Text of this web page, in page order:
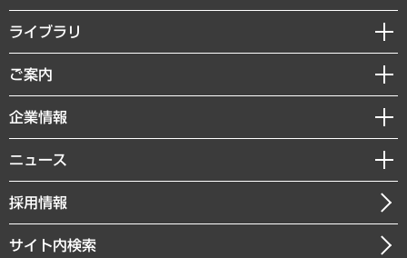
経営戦略
組織・人事戦略
デジタルイノベーション
共生・ダイバーシティ
GRC（ガバナンス・リスク・コンプライアンス）・防災（政策）
経済・産業・雇用・労働
ライブラリ
経済調査
レポート
コラム
経営用語集
受託・受注実績（官公庁関連）
メディア掲載・出演
ご案内
セミナー・イベント情報
MUFGビジネスセミナー
受託案件情報
企業情報
私たちの想い
社長メッセージ
会社概要
ニュース
ニュースリリース
お知らせ
採用情報
サイト内検索